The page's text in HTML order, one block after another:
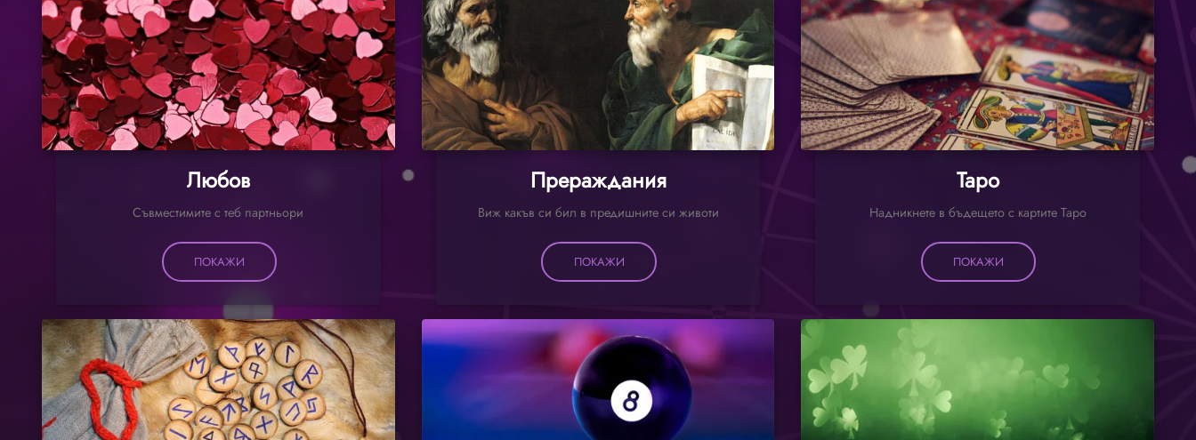
Любов
Съвместимите с теб партньори
ПОКАЖИ
Прераждания
Виж какъв си бил в предишните си животи
ПОКАЖИ
Таро
Надникнете в бъдещето с картите Таро
ПОКАЖИ